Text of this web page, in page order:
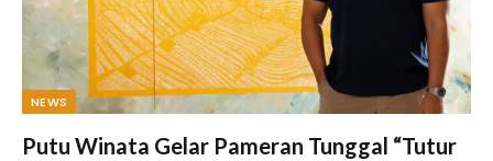
NEWS
Putu Winata Gelar Pameran Tunggal “Tutur